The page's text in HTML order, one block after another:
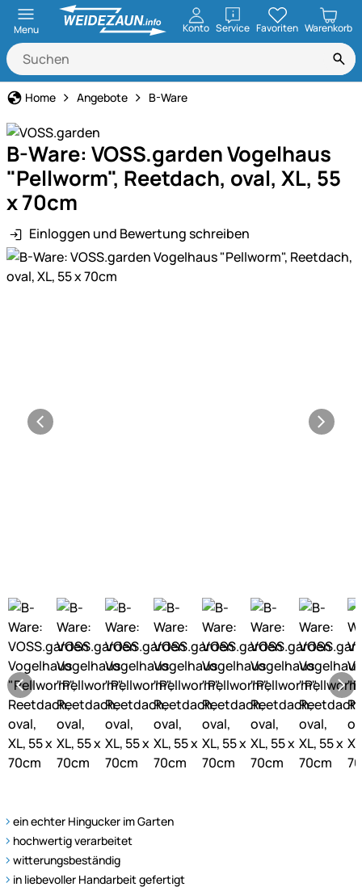
Menu Konto ServiceöffnenFavoriten Warenkorb
Home Angebote B-Ware
B-Ware: VOSS.garden Vogelhaus
"Pellworm", Reetdach, oval, XL, 55
x 70cm
Einloggen und Bewertung schreiben
Produktgalerie
ein echter Hingucker im Garten
hochwertig verarbeitet
witterungsbeständig
in liebevoller Handarbeit gefertigt